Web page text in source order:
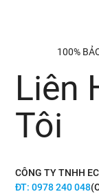
100%
Liên
Tôi
CÔNG TY TNHH
ĐT:0978 240 048